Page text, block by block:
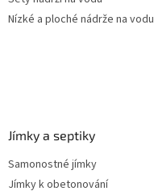
Nízké a ploché nádrže na vodu
Jímky a septiky
Samonostné jímky
Jímky k obetonování